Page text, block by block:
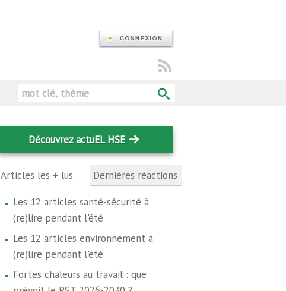
Rechercher
Découvrez actuEL HSE
Articles les + lus (onglet
actif)
Dernières réactions
Les 12 articles santé-sécurité à
(re)lire pendant l'été
Les 12 articles environnement à
(re)lire pendant l'été
Fortes chaleurs au travail : que